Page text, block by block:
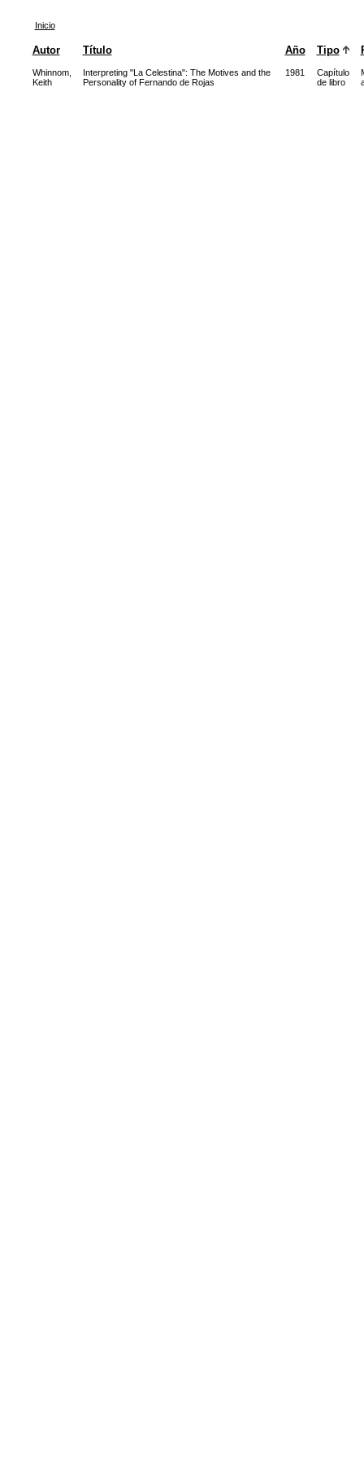
Inicio
Autor Título Año Tipo
Whinnom,
Keith
Interpreting "La Celestina": The Motives and the
Personality of Fernando de Rojas
1981
Capítulo
de libro